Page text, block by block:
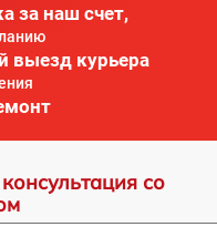
за наш счет,
выезд курьера
со